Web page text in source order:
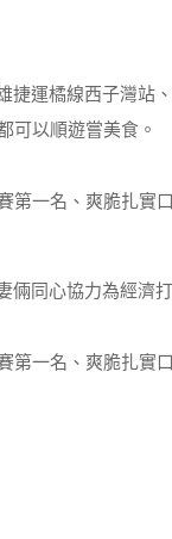
捷運橘線西子灣站
可以順遊嘗美食。
倆同心協力為經濟打